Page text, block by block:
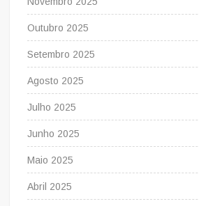
Outubro 2025
Setembro 2025
Agosto 2025
Julho 2025
Junho 2025
Maio 2025
Abril 2025